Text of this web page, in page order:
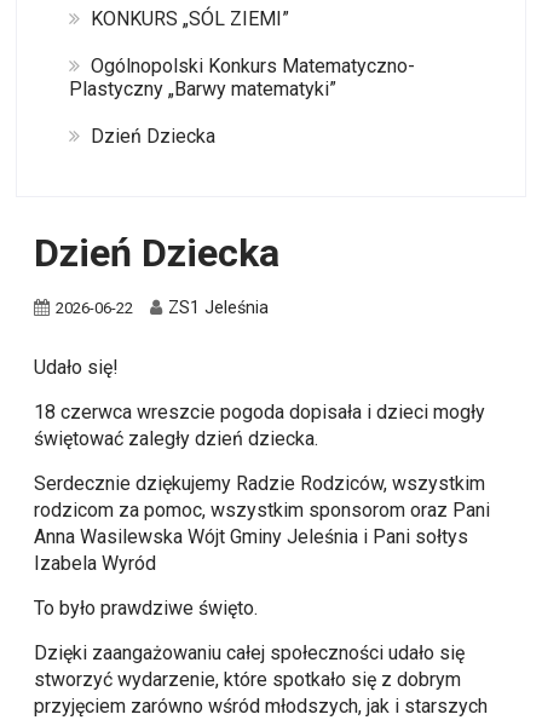
KONKURS „SÓL ZIEMI”
Ogólnopolski Konkurs Matematyczno-
Plastyczny „Barwy matematyki”
Dzień Dziecka
Dzień Dziecka
2026-06-22 ZS1 Jeleśnia
Udało się!
18 czerwca wreszcie pogoda dopisała i dzieci mogły
świętować zaległy dzień dziecka.
Serdecznie dziękujemy Radzie Rodziców, wszystkim
rodzicom za pomoc, wszystkim sponsorom oraz Pani
Anna Wasilewska Wójt Gminy Jeleśnia i Pani sołtys
Izabela Wyród
To było prawdziwe święto.
Dzięki zaangażowaniu całej społeczności udało się
stworzyć wydarzenie, które spotkało się z dobrym
przyjęciem zarówno wśród młodszych, jak i starszych